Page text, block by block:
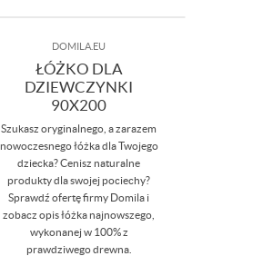
DOMILA.EU
ŁÓŻKO DLA
DZIEWCZYNKI
90X200
Szukasz oryginalnego, a zarazem
nowoczesnego łóżka dla Twojego
dziecka? Cenisz naturalne
produkty dla swojej pociechy?
Sprawdź ofertę firmy Domila i
zobacz opis łóżka najnowszego,
wykonanej w 100% z
prawdziwego drewna.